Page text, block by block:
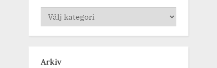
Kategorier
Arkiv